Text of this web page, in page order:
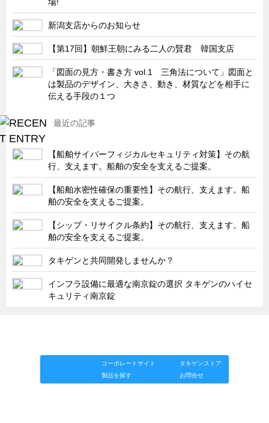
新潟支店からのお知らせ
【第17回】朝鮮王朝にみる二人の賢君 韓国支店
「図面の見方・書き方 vol.1 三角法について」図面と
は製品のデザイン、大きさ、動き、材質などを相手に
伝える手段の１つ
最近の記事
【船舶サイバーフィジカルセキュリティ対策】その航
行、支えます。船舶の安全を支えるご提案。
【船舶水密性確保の重要性】その航行、支えます。船
舶の安全を支えるご提案。
【シップ・リサイクル条約】その航行、支えます。船
舶の安全を支えるご提案。
タキゲンと共同開発しませんか？
インフラ設備に最適な南京錠の選択 タキゲンのハイセ
キュリティ南京錠
コーポレートサイト
タキゲンストア
製品を探す
お問合せ